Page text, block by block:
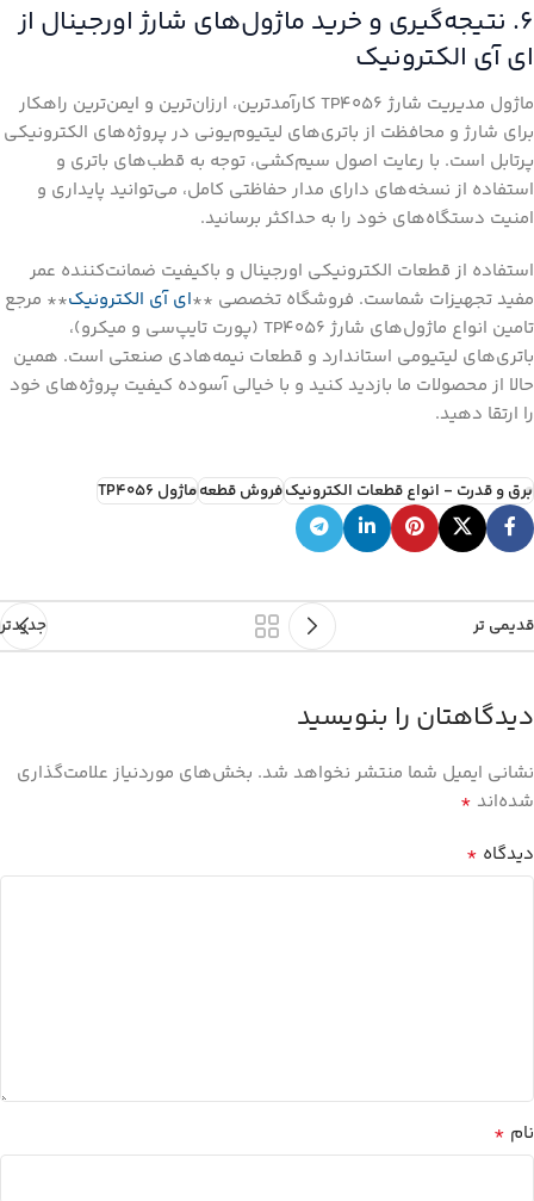
۶. نتیجه‌گیری و خرید ماژول‌های شارژ اورجینال از
ای آی الکترونیک
ماژول مدیریت شارژ TP4056 کارآمدترین، ارزان‌ترین و ایمن‌ترین راهکار
برای شارژ و محافظت از باتری‌های لیتیوم‌یونی در پروژه‌های الکترونیکی
پرتابل است. با رعایت اصول سیم‌کشی، توجه به قطب‌های باتری و
استفاده از نسخه‌های دارای مدار حفاظتی کامل، می‌توانید پایداری و
امنیت دستگاه‌های خود را به حداکثر برسانید.
استفاده از قطعات الکترونیکی اورجینال و باکیفیت ضمانت‌کننده عمر
مفید تجهیزات شماست. فروشگاه تخصصی **ای آی الکترونیک** مرجع
تامین انواع ماژول‌های شارژ TP4056 (پورت تایپ‌سی و میکرو)،
باتری‌های لیتیومی استاندارد و قطعات نیمه‌هادی صنعتی است. همین
حالا از محصولات ما بازدید کنید و با خیالی آسوده کیفیت پروژه‌های خود
را ارتقا دهید.
برق و قدرت - انواع قطعات الکترونیکفروش قطعهماژول TP4056
جدیدتر قدیمی تر
دیدگاهتان را بنویسید
نشانی ایمیل شما منتشر نخواهد شد. بخش‌های موردنیاز علامت‌گذاری
شده‌اند *
دیدگاه *
نام *